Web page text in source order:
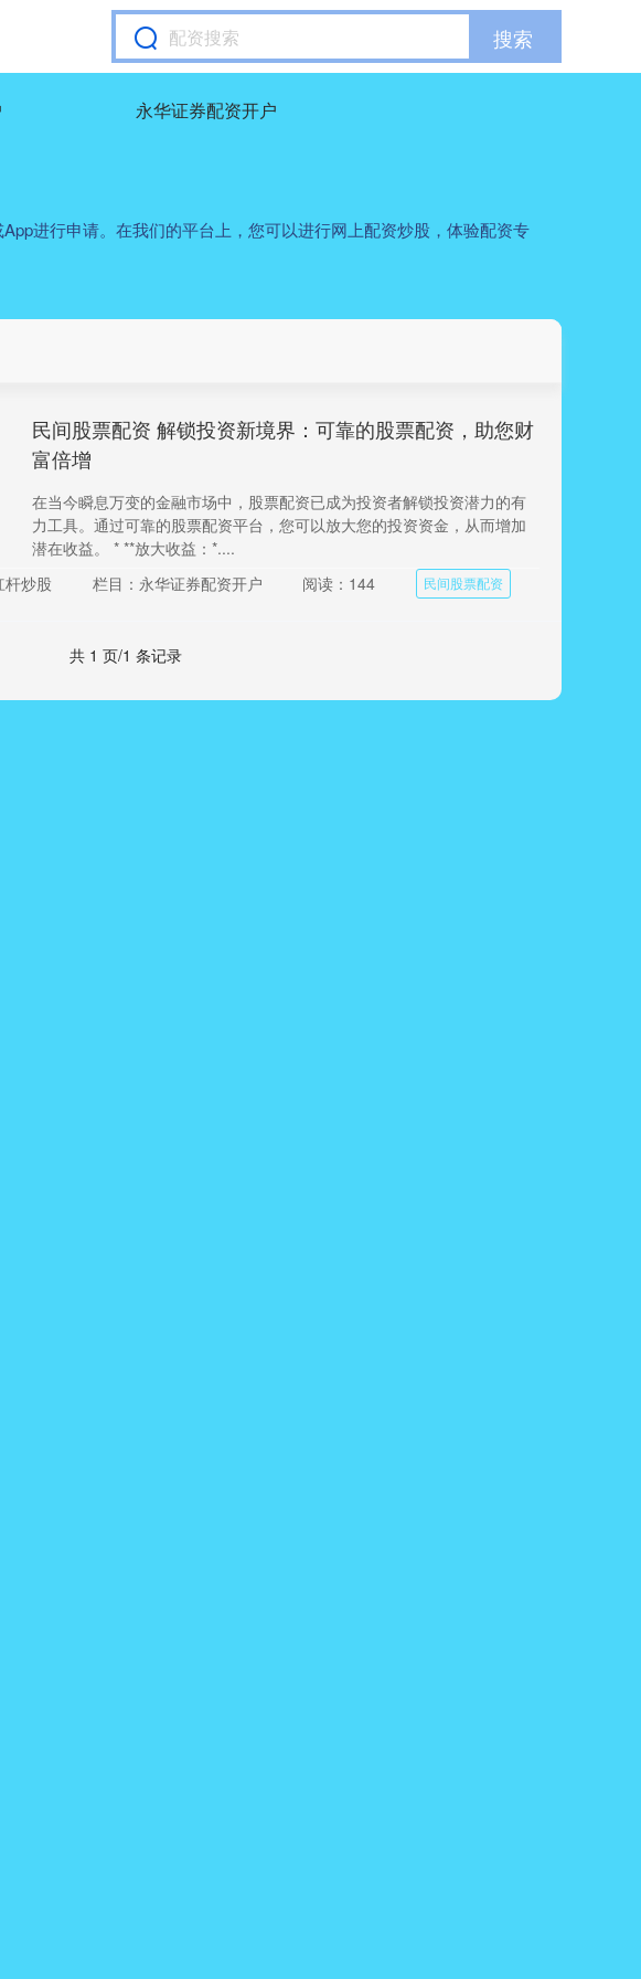
搜索
永华证券配资开户
进行申请。在我们的平台上，您可以进行网上配资炒股，体验配资专
民间股票配资 解锁投资新境界：可靠的股票配资，助您财
富倍增
在当今瞬息万变的金融市场中，股票配资已成为投资者解锁投资潜力的有
力工具。通过可靠的股票配资平台，您可以放大您的投资资金，从而增加
潜在收益。 * **放大收益：*....
杆炒股
栏目：永华证券配资开户 阅读：144 民间股票配资
共 1 页/1 条记录